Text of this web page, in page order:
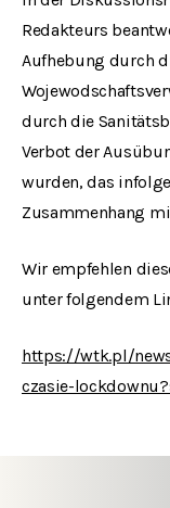
Redakteurs
Aufhebung durch
durch die
Verbot der
wurden, das
Zusammenhang
Wir empfehlen
unter folgendem
https://wtk.pl/
czasie-